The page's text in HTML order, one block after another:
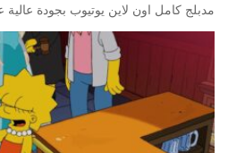
مدبلج كامل اون لاين يوتيوب بجودة